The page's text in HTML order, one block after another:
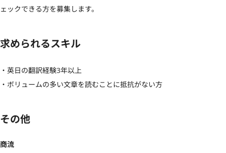
ェックできる方を募集します。
求められるスキル
・英日の翻訳経験3年以上
・ボリュームの多い文章を読むことに抵抗がない方
その他
商流